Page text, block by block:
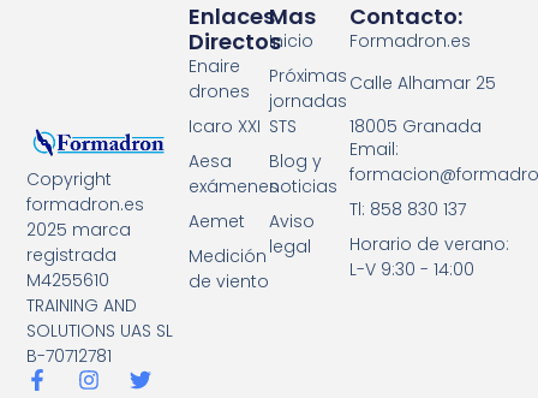
Copyright
formadron.es
2025 marca
registrada
M4255610
TRAINING AND
SOLUTIONS UAS SL
B-70712781
Mas
Inicio
Próximas
jornadas
STS
Blog y
noticias
Aviso
legal
Enlaces
Directos
Enaire
drones
Icaro XXI
Aesa
exámenes
Aemet
Medición
de viento
Contacto:
Formadron.es
Calle Alhamar 25
18005 Granada
Email:
Tl: 858 830 137
Horario de verano:
L-V 9:30 - 14:00